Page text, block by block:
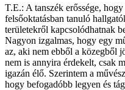
T.E.: A tanszék erőssége,
felsőoktatásban tanuló
területekről kapcsolódhatnak
Nagyon izgalmas, hogy egy
az, aki nem ebből a közegből
nem is annyira érdekelt, csak
igazán élő. Szerintem a
hogy befogadóbb legyen és